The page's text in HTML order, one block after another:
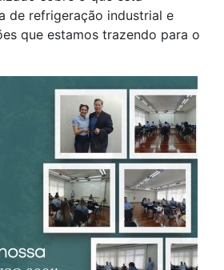
de refrigeração industrial e
que estamos trazendo para o